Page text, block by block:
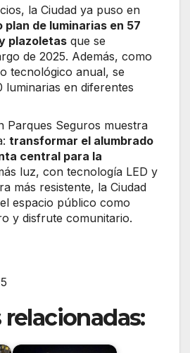
la Ciudad ya puso en
plan de luminarias en 57
plazoletas que se
de 2025. Además, como
tecnológico anual, se
luminarias en diferentes
Parques Seguros muestra
transformar el alumbrado
central para la
luz, con tecnología LED y
más resistente, la Ciudad
espacio público como
y disfrute comunitario.
relacionadas: